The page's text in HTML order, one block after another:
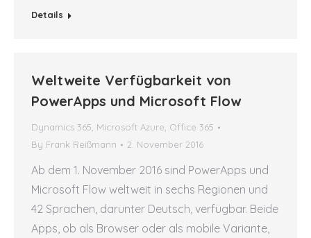
Details
Weltweite Verfügbarkeit von
PowerApps und Microsoft Flow
Dynamics 365 Microsoft Azure Office 365
By Frank Reißmann 2. November 2016
Ab dem 1. November 2016 sind PowerApps und
Microsoft Flow weltweit in sechs Regionen und
42 Sprachen, darunter Deutsch, verfügbar. Beide
Apps, ob als Browser oder als mobile Variante,